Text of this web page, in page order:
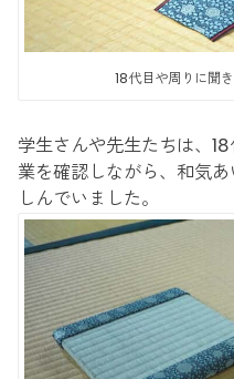
18代目や周りに聞
学生さんや先生たちは、
業を確認しながら、和気
しんでいました。